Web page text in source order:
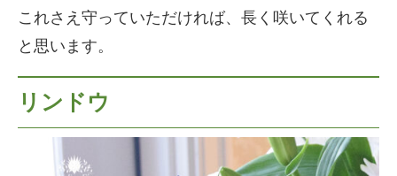
これさえ守っていただければ、長く咲いてくれる
と思います。
リンドウ